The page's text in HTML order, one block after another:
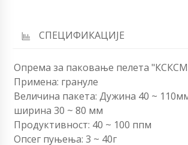
СПЕЦИФИКАЦИЈЕ
Опрема за паковање пелета
Примена: грануле
Величина пакета: Дужина 40 ~
ширина 30 ~ 80 мм
Продуктивност: 40 ~ 100 ппм
Опсег пуњења: 3 ~ 40г